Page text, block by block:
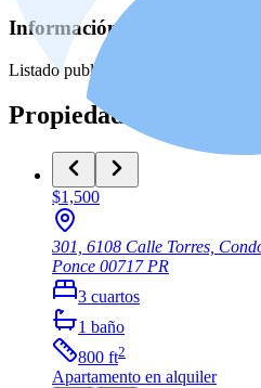
Información de la fuente
Listado publicado manualmente en
Propiedades Similares
$1,500
301, 6108 Calle Torres,
Ponce 00717PR
3 cuartos
1 baño
800 ft2
Apartamento en alquiler